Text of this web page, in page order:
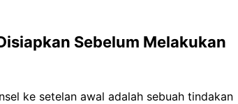
Sebelum Melakukan
ke setelan awal adalah sebuah tindakan